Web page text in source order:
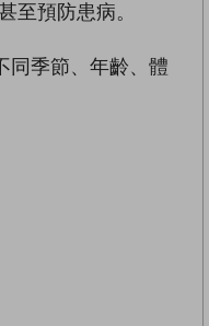
至預防患病。
同季節、年齡、體